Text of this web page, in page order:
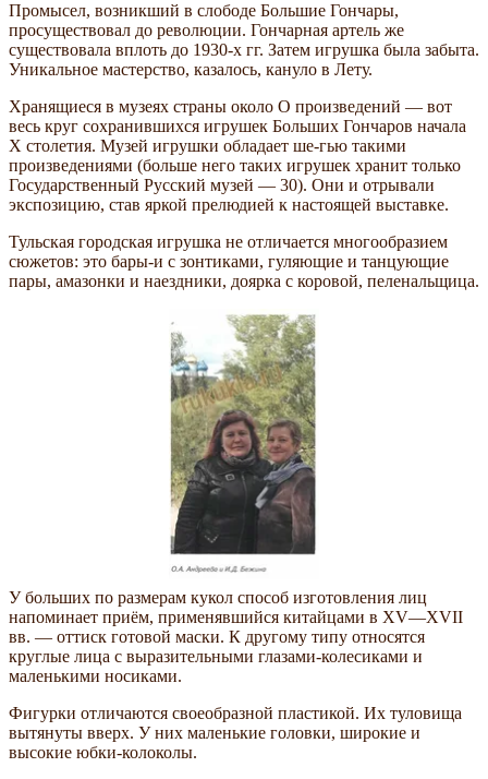
Промысел, возникший в слободе Большие Гончары,
просуществовал до революции. Гончарная артель же
существовала вплоть до 1930-х гг. Затем игрушка была забыта.
Уникальное мастерство, казалось, кануло в Лету.
Хранящиеся в музеях страны около О произведений — вот
весь круг сохранившихся игрушек Больших Гончаров начала
X столетия. Музей игрушки обладает ше-гью такими
произведениями (больше него таких игрушек хранит только
Государственный Русский музей — 30). Они и от­рывали
экспозицию, став яркой прелюдией к настоящей выставке.
Тульская городская игрушка не отличается многообразием
сюжетов: это бары-и с зонтиками, гуляющие и танцующие
пары, амазонки и наездники, доярка с коровой, пеленальщица.
У больших по размерам кукол способ изготовления лиц
напоминает приём, применявшийся китайцами в XV—XVII
вв. — оттиск готовой маски. К другому типу относятся
круглые лица с выразительными глазами-колесиками и
маленькими носиками.
Фигурки отличаются своеобразной пластикой. Их туловища
вытянуты вверх. У них маленькие головки, широкие и
высокие юбки-колоколы.